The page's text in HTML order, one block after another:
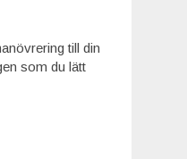
till din
som du lätt